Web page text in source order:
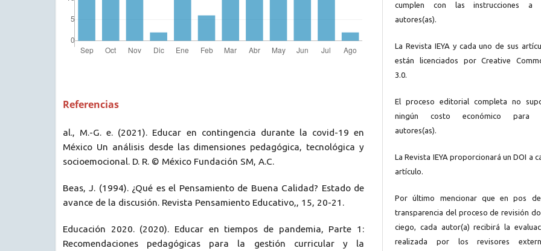
Referencias
al., M.-G. e. (2021). Educar en contingencia durante la covid-19 en
México Un análisis desde las dimensiones pedagógica, tecnológica y
socioemocional. D. R. © México Fundación SM, A.C.
Beas, J. (1994). ¿Qué es el Pensamiento de Buena Calidad? Estado de
avance de la discusión. Revista Pensamiento Educativo,, 15, 20-21.
Educación 2020. (2020). Educar en tiempos de pandemia, Parte 1:
Recomendaciones pedagógicas para la gestión curricular y la
cumplen con las instrucciones a
autores(as).
La Revista IEYA y cada uno de sus
están licenciados por Creative
3.0.
El proceso editorial completa no
ningún costo económico para
autores(as).
La Revista IEYA proporcionará un DOI a
artículo.
Por último mencionar que en pos
transparencia del proceso de revisión
ciego, cada autor(a) recibirá la
realizada por los revisores